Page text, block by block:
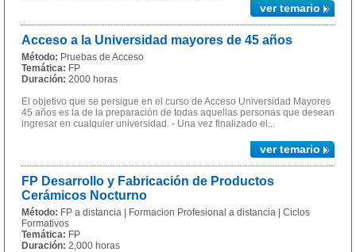
ver temario
Acceso a la Universidad mayores de 45 años
Método: Pruebas de Acceso
Temática: FP
Duración: 2000 horas
El objetivo que se persigue en el curso de Acceso Universidad Mayores
45 años es la de la preparación de todas aquellas personas que desean
ingresar en cualquier universidad. - Una vez finalizado el...
ver temario
FP Desarrollo y Fabricación de Productos
Cerámicos Nocturno
Método: FP a distancia | Formacion Profesional a distancia | Ciclos
Formativos
Temática: FP
Duración: 2,000 horas